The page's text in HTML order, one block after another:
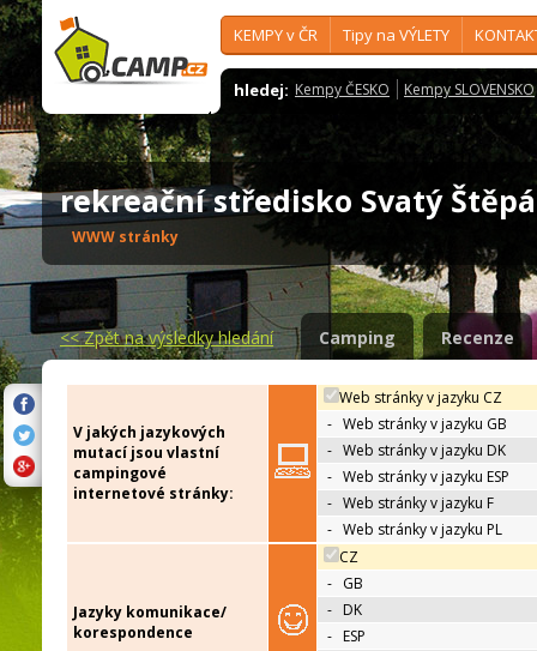
KEMPY v ČR Tipy na VÝLETY
hledej: Kempy ČESKO Kempy SLOVENSKO
rekreační středisko Svatý
WWW stránky
<<Zpět na výsledky hledání Camping Recenze
V jakých jazykových
mutací jsou vlastní
campingové
internetové stránky:
Web stránky v jazyku CZ
- Web stránky v jazyku GB
- Web stránky v jazyku DK
- Web stránky v jazyku ESP
- Web stránky v jazyku F
- Web stránky v jazyku PL
Jazyky komunikace/
korespondence
CZ
- GB
- DK
- ESP